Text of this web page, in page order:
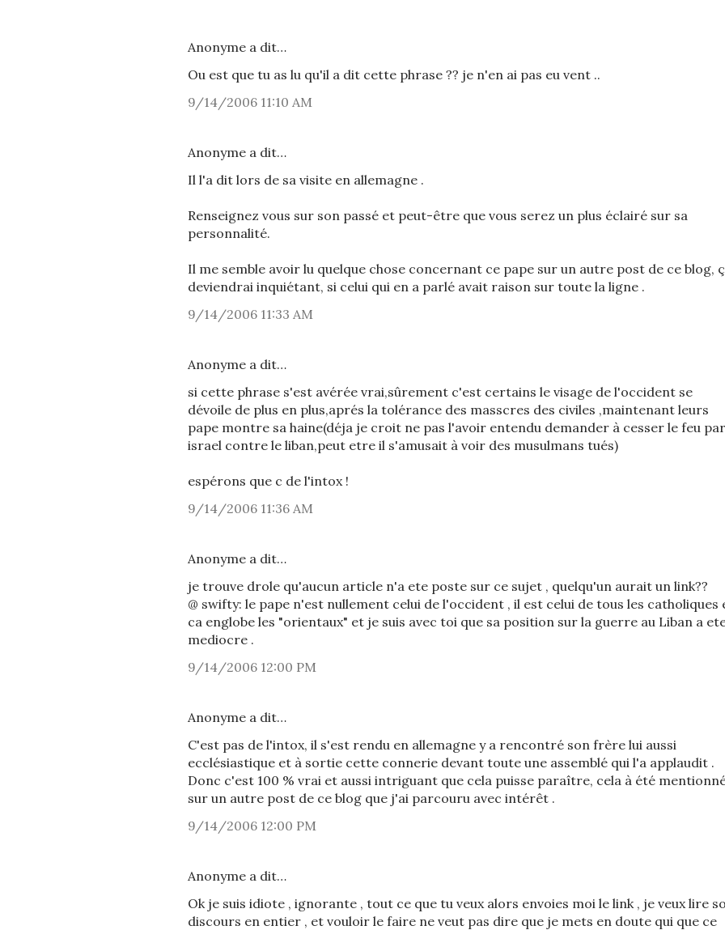
Anonyme a dit…
Ou est que tu as lu qu'il a dit cette phrase ?? je n'en ai pas eu vent ..
9/14/2006 11:10 AM
Anonyme a dit…
Il l'a dit lors de sa visite en allemagne .
Renseignez vous sur son passé et peut-être que vous serez un plus éclairé sur sa
personnalité.
Il me semble avoir lu quelque chose concernant ce pape sur un autre post de ce blog,
deviendrai inquiétant, si celui qui en a parlé avait raison sur toute la ligne .
9/14/2006 11:33 AM
Anonyme a dit…
si cette phrase s'est avérée vrai,sûrement c'est certains le visage de l'occident se
dévoile de plus en plus,aprés la tolérance des masscres des civiles ,maintenant leurs
pape montre sa haine(déja je croit ne pas l'avoir entendu demander à cesser le feu par
israel contre le liban,peut etre il s'amusait à voir des musulmans tués)
espérons que c de l'intox !
9/14/2006 11:36 AM
Anonyme a dit…
je trouve drole qu'aucun article n'a ete poste sur ce sujet , quelqu'un aurait un link??
@ swifty: le pape n'est nullement celui de l'occident , il est celui de tous les catholiques
ca englobe les "orientaux" et je suis avec toi que sa position sur la guerre au Liban a
mediocre .
9/14/2006 12:00 PM
Anonyme a dit…
C'est pas de l'intox, il s'est rendu en allemagne y a rencontré son frère lui aussi
ecclésiastique et à sortie cette connerie devant toute une assemblé qui l'a applaudit .
Donc c'est 100 % vrai et aussi intriguant que cela puisse paraître, cela à été
sur un autre post de ce blog que j'ai parcouru avec intérêt .
9/14/2006 12:00 PM
Anonyme a dit…
Ok je suis idiote , ignorante , tout ce que tu veux alors envoies moi le link , je veux lire
discours en entier , et vouloir le faire ne veut pas dire que je mets en doute qui que ce